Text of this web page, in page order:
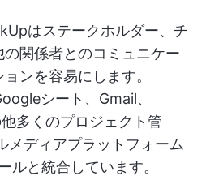
はステークホルダー、チ
関係者とのコミュニケー
ンを容易にします。
シート、Gmail、
多くのプロジェクト管
メディアプラットフォーム
ルと統合しています。